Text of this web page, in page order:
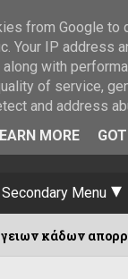
Secondary Menu
....
from Google to
Your IP address
with
of service,
and address
MORE